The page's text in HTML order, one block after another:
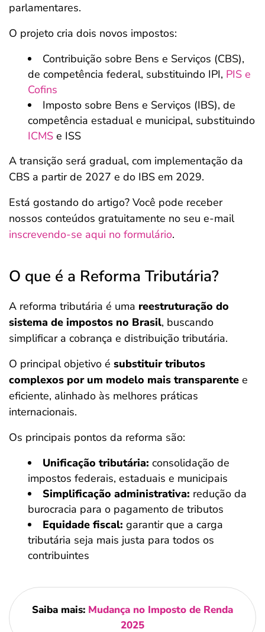
parlamentares.
O projeto cria dois novos impostos:
Contribuição sobre Bens e Serviços (CBS),
de competência federal, substituindo IPI, PIS e
Cofins
Imposto sobre Bens e Serviços (IBS), de
competência estadual e municipal, substituindo
ICMS e ISS
A transição será gradual, com implementação da
CBS a partir de 2027 e do IBS em 2029.
Está gostando do artigo? Você pode receber
nossos conteúdos gratuitamente no seu e-mail
inscrevendo-se aqui no formulário.
O que é a Reforma Tributária?
A reforma tributária é uma reestruturação do
sistema de impostos no Brasil, buscando
simplificar a cobrança e distribuição tributária.
O principal objetivo é substituir tributos
complexos por um modelo mais transparente e
eficiente, alinhado às melhores práticas
internacionais.
Os principais pontos da reforma são:
Unificação tributária: consolidação de
impostos federais, estaduais e municipais
Simplificação administrativa: redução da
burocracia para o pagamento de tributos
Equidade fiscal: garantir que a carga
tributária seja mais justa para todos os
contribuintes
Saiba mais: Mudança no Imposto de Renda
2025